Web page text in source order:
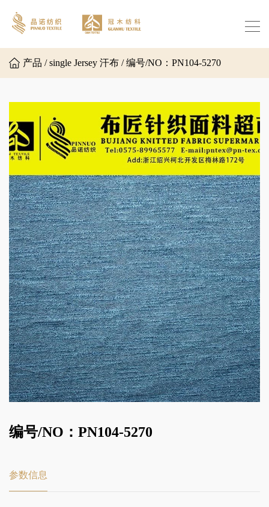
产品 / single Jersey 汗布 / 编号/NO：PN104-5270
编号/NO：PN104-5270
参数信息